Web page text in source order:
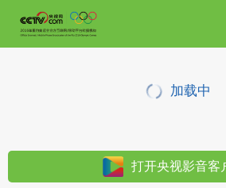
加载中
打开央视影音客